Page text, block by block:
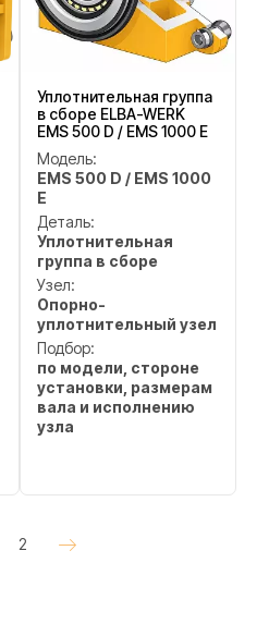
Уплотнительная группа
в сборе ELBA-WERK
EMS 500 D / EMS 1000 E
Модель:
EMS 500 D / EMS 1000
E
Деталь:
Уплотнительная
группа в сборе
Узел:
Опорно-
уплотнительный узел
Подбор:
по модели, стороне
установки, размерам
вала и исполнению
узла
2